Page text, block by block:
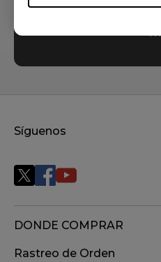
Síguenos
DONDE COMPRAR
Rastreo de Orden